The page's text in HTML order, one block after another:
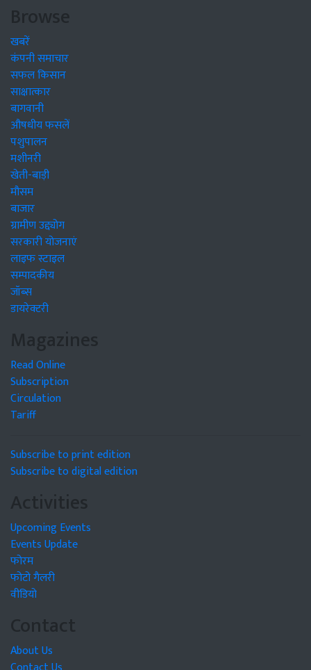
Browse
खबरें
कंपनी समाचार
सफल किसान
साक्षात्कार
बागवानी
औषधीय फसलें
पशुपालन
मशीनरी
खेती-बाड़ी
मौसम
बाजार
ग्रामीण उद्द्योग
सरकारी योजनाएं
लाइफ स्टाइल
सम्पादकीय
जॉब्स
डायरेक्टरी
Magazines
Read Online
Subscription
Circulation
Tariff
Subscribe to print edition
Subscribe to digital edition
Activities
Upcoming Events
Events Update
फोरम
फोटो गैलरी
वीडियो
Contact
About Us